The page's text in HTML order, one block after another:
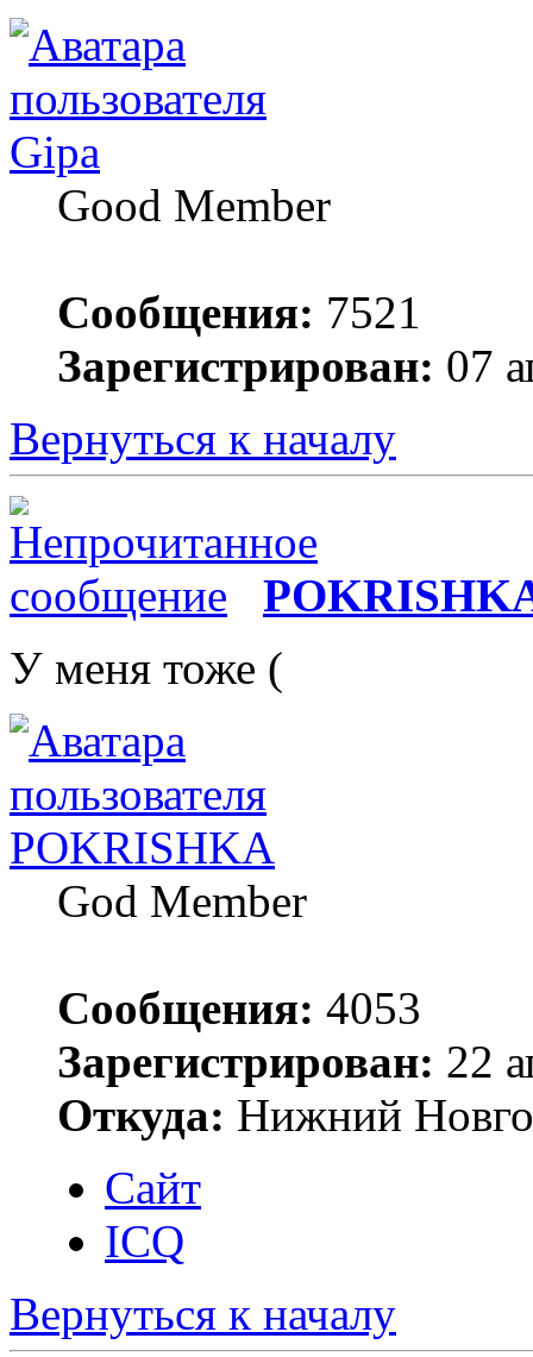
Gipa
Good Member
Сообщения: 7521
Зарегистрирован: 07
Вернуться к началу
У меня тоже (
POKRISHKA
God Member
Сообщения: 4053
Зарегистрирован: 22
Откуда: Нижний
Сайт
ICQ
Вернуться к началу